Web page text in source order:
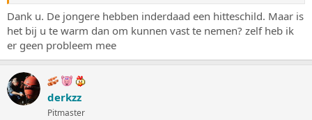
Dank u. De jongere hebben inderdaad een hitteschild. Maar is
het bij u te warm dan om kunnen vast te nemen? zelf heb ik
er geen probleem mee
derkzz
Pitmaster